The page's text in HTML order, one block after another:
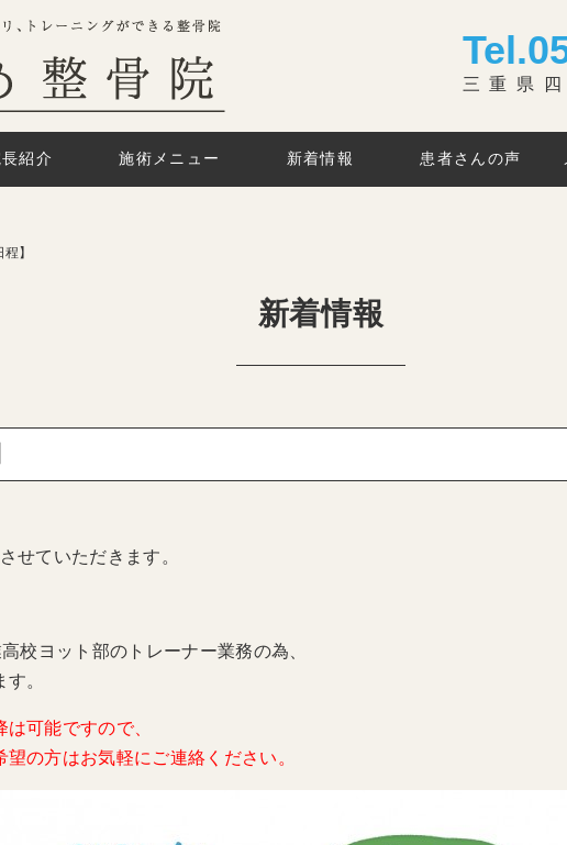
Tel.
三重県
長紹介 施術メニュー 新着情報 患者さんの声
】
新着情報
せていただきます。
校ヨット部のトレーナー業務の為、
。
可能ですので、
の方はお気軽にご連絡ください。